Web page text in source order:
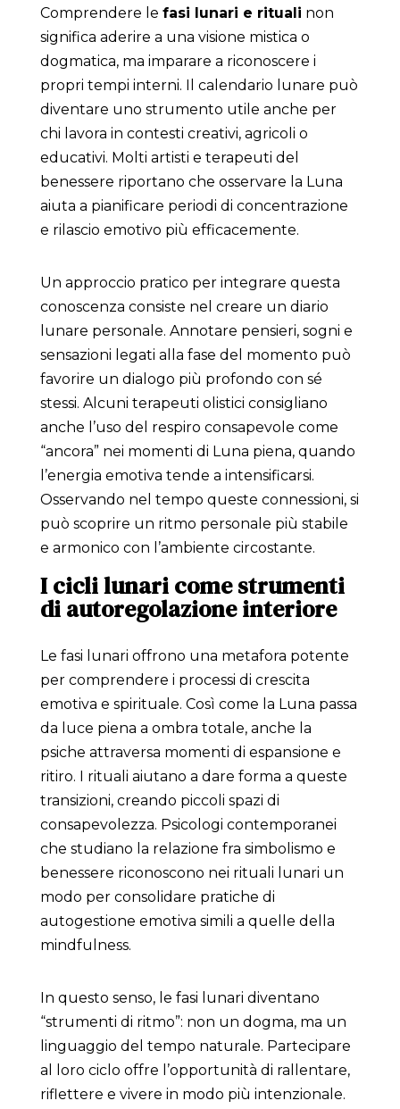
Comprendere le fasi lunari e rituali non
significa aderire a una visione mistica o
dogmatica, ma imparare a riconoscere i
propri tempi interni. Il calendario lunare può
diventare uno strumento utile anche per
chi lavora in contesti creativi, agricoli o
educativi. Molti artisti e terapeuti del
benessere riportano che osservare la Luna
aiuta a pianificare periodi di concentrazione
e rilascio emotivo più efficacemente.
Un approccio pratico per integrare questa
conoscenza consiste nel creare un diario
lunare personale. Annotare pensieri, sogni e
sensazioni legati alla fase del momento può
favorire un dialogo più profondo con sé
stessi. Alcuni terapeuti olistici consigliano
anche l’uso del respiro consapevole come
“ancora” nei momenti di Luna piena, quando
l’energia emotiva tende a intensificarsi.
Osservando nel tempo queste connessioni, si
può scoprire un ritmo personale più stabile
e armonico con l’ambiente circostante.
I cicli lunari come strumenti
di autoregolazione interiore
Le fasi lunari offrono una metafora potente
per comprendere i processi di crescita
emotiva e spirituale. Così come la Luna passa
da luce piena a ombra totale, anche la
psiche attraversa momenti di espansione e
ritiro. I rituali aiutano a dare forma a queste
transizioni, creando piccoli spazi di
consapevolezza. Psicologi contemporanei
che studiano la relazione fra simbolismo e
benessere riconoscono nei rituali lunari un
modo per consolidare pratiche di
autogestione emotiva simili a quelle della
mindfulness.
In questo senso, le fasi lunari diventano
“strumenti di ritmo”: non un dogma, ma un
linguaggio del tempo naturale. Partecipare
al loro ciclo offre l’opportunità di rallentare,
riflettere e vivere in modo più intenzionale.